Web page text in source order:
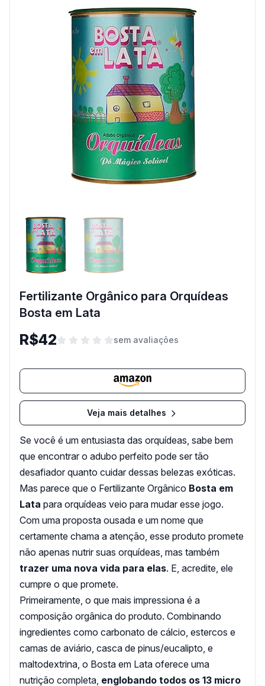
Fertilizante Orgânico para Orquídeas
Bosta em Lata
R$42 sem avaliações
Veja mais detalhes
Se você é um entusiasta das orquídeas, sabe bem
que encontrar o adubo perfeito pode ser tão
desafiador quanto cuidar dessas belezas exóticas.
Mas parece que o Fertilizante Orgânico Bosta em
Lata para orquídeas veio para mudar esse jogo.
Com uma proposta ousada e um nome que
certamente chama a atenção, esse produto promete
não apenas nutrir suas orquídeas, mas também
trazer uma nova vida para elas. E, acredite, ele
cumpre o que promete.
Primeiramente, o que mais impressiona é a
composição orgânica do produto. Combinando
ingredientes como carbonato de cálcio, estercos e
camas de aviário, casca de pinus/eucalipto, e
maltodextrina, o Bosta em Lata oferece uma
nutrição completa, englobando todos os 13 micro